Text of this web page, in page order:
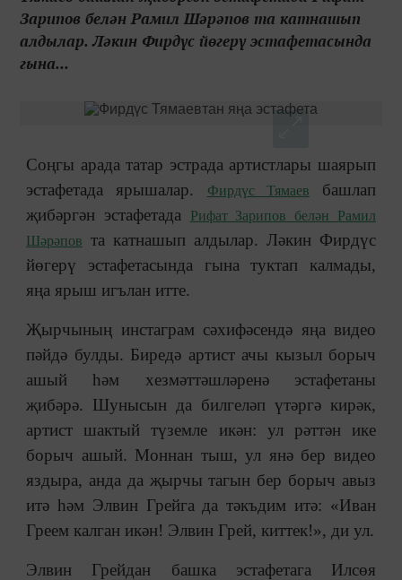
Зарипов белән Рамил Шәрәпов та катнашып
алдылар. Ләкин Фирдүс йөгерү эстафетасында
гына...
Соңгы арада татар эстрада артистлары шаярып
эстафетада ярышалар.
Фирдүс Тямаев
башлап
җибәргән эстафетада
Рифат Зарипов белән Рамил
Шәрәпов та катнашып алдылар. Ләкин Фирдүс
йөгерү эстафетасында гына туктап калмады,
яңа ярыш игълан итте.
Җырчының инстаграм сәхифәсендә яңа видео
пәйдә булды. Биредә артист ачы кызыл борыч
ашый һәм хезмәттәшләренә эстафетаны
җибәрә. Шунысын да билгеләп үтәргә кирәк,
артист шактый түземле икән: ул рәттән ике
борыч ашый. Моннан тыш, ул янә бер видео
яздыра, анда да җырчы тагын бер борыч авыз
итә һәм Элвин Грейга да тәкъдим итә: «Иван
Греем калган икән! Элвин Грей, киттек!», ди ул.
Элвин Грейдан башка эстафетага Илсөя